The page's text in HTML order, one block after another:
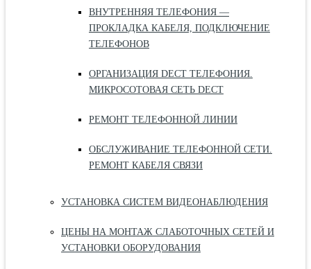
ВНУТРЕННЯЯ ТЕЛЕФОНИЯ —
ПРОКЛАДКА КАБЕЛЯ, ПОДКЛЮЧЕНИЕ
ТЕЛЕФОНОВ
ОРГАНИЗАЦИЯ DECT ТЕЛЕФОНИЯ.
МИКРОСОТОВАЯ СЕТЬ DECT
РЕМОНТ ТЕЛЕФОННОЙ ЛИНИИ
ОБСЛУЖИВАНИЕ ТЕЛЕФОННОЙ СЕТИ.
РЕМОНТ КАБЕЛЯ СВЯЗИ
УСТАНОВКА СИСТЕМ ВИДЕОНАБЛЮДЕНИЯ
ЦЕНЫ НА МОНТАЖ СЛАБОТОЧНЫХ СЕТЕЙ И
УСТАНОВКИ ОБОРУДОВАНИЯ